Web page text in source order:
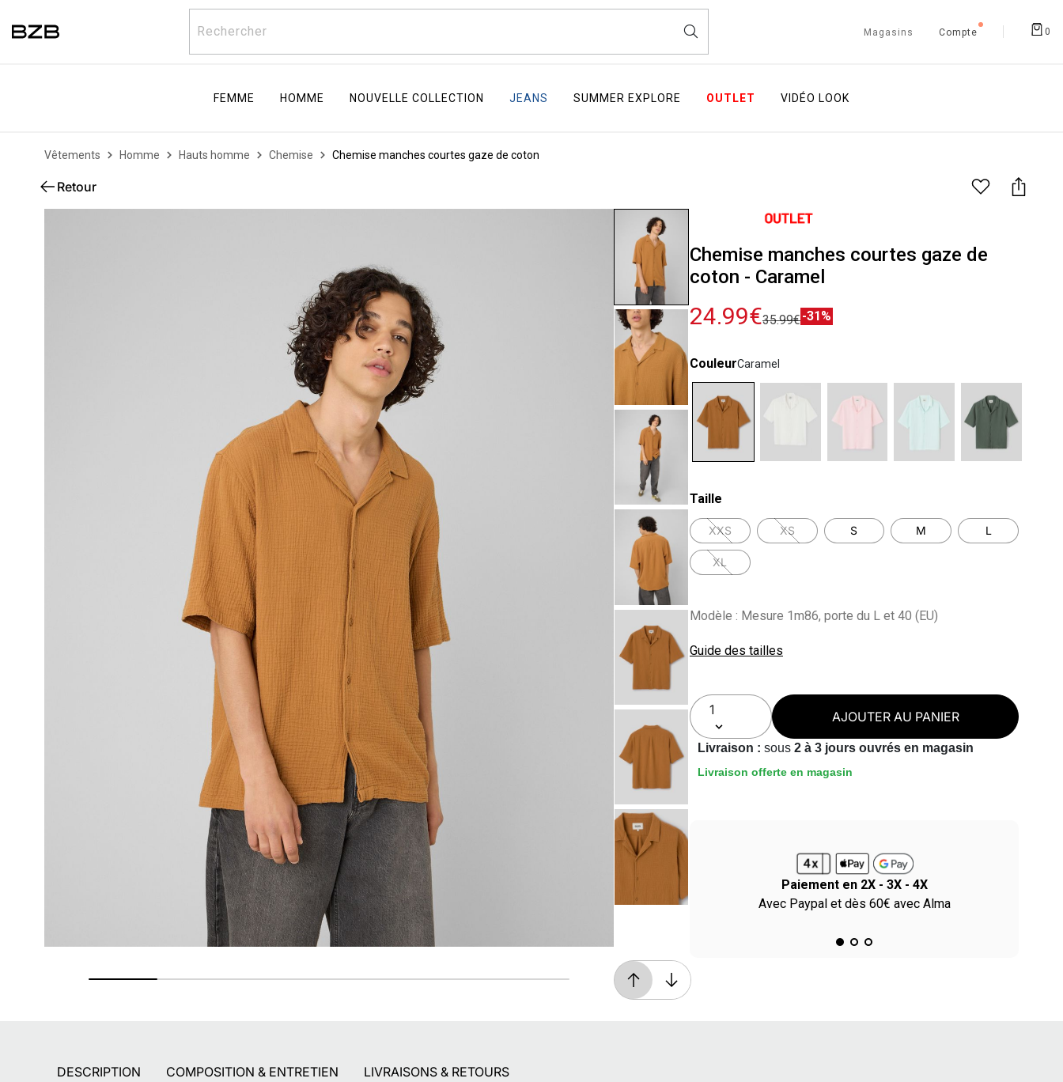
Rechercher Magasins Compte 0
FEMME HOMME NOUVELLE COLLECTION JEANS SUMMER EXPLORE OUTLET VIDÉO LOOK
Vêtements Homme Hauts homme Chemise Chemise manches courtes gaze de coton
Retour
Chemise manches courtes gaze de
coton - Caramel
24.99€35.99€-31%
CouleurCaramel
Taille
XXS XS S M L
XL
Modèle : Mesure 1m86, porte du L et 40 (EU)
Guide des tailles
AJOUTER AU PANIER
Livraison : sous 2 à 3 jours ouvrés en magasin
Livraison offerte en magasin
Retours gratuits
Pendant 90 jours
En magasin, ou dès 49€ d'achats à domicile
Paiement en 2X - 3X - 4X
Avec Paypal et dès 60€ avec Alma
DESCRIPTION COMPOSITION & ENTRETIEN LIVRAISONS & RETOURS